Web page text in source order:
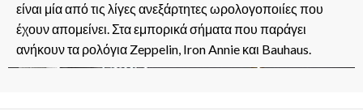
είναι μία από τις λίγες ανεξάρτητες ωρολογοποιίες που
έχουν απομείνει. Στα εμπορικά σήματα που παράγει
ανήκουν τα ρολόγια Zeppelin, Iron Annie και Bauhaus.